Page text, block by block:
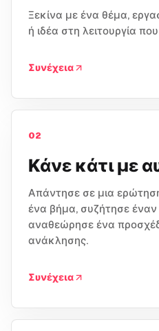
Ξεκίνα με ένα θέμα,
ή ιδέα στη λειτουργία
Συνέχεια
02
Κάνε κάτι με
Απάντησε σε μια
ένα βήμα, συζήτησε έναν
αναθεώρησε ένα
ανάκλησης.
Συνέχεια